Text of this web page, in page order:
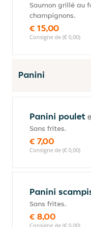
Saumon grillé au
champignons.
€ 15,00
Consigne de (€ 0,00)
Panini
Panini poulet
Sans frites.
€ 7,00
Consigne de (€ 0,00)
Panini
Sans frites.
€ 8,00
Consigne de (€ 0,00)